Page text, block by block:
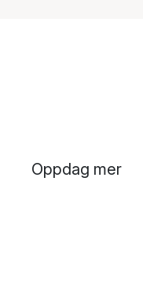
Oppdag mer